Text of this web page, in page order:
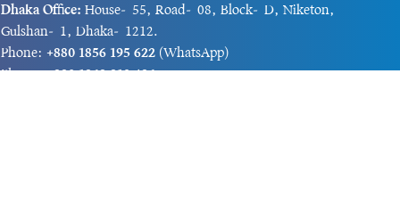
Dhaka Office: House-55, Road-08, Block-D, Niketon,
Gulshan-1, Dhaka-1212.
Phone: +880 1856 195 622 (WhatsApp)
Phone:+880 1869 913 486